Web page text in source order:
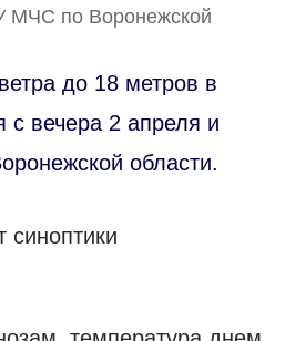
МЧС по Воронежской
до 18 метров в
с вечера 2 апреля и
области.